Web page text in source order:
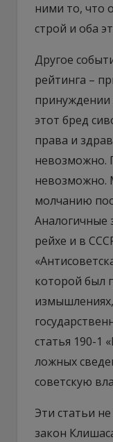
ними то, что
строй и оба
Другое
рейтинга –
принуждении
этот бред
права и
невозможно.
невозможно.
молчанию
Аналогичные
рейхе и в
которой был
статья 190-1
ложных
советскую
Эти статьи
закон